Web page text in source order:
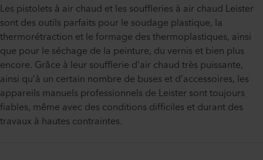
Les pistolets à air chaud et les souffleries à air chaud Leister
sont des outils parfaits pour le soudage plastique, la
thermorétraction et le formage des thermoplastiques, ainsi
que pour le séchage de la peinture, du vernis et bien plus
encore. Grâce à leur soufflerie d’air chaud très puissante,
ainsi qu’à un certain nombre de buses et d’accessoires, les
appareils manuels professionnels de Leister sont toujours
fiables, même avec des conditions difficiles et durant des
travaux à hautes contraintes.